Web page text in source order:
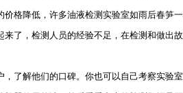
降低，许多油液检测实验室如雨后春笋
了，检测人员的经验不足，在检测和做出
解他们的口碑。你也可以自己考察实验